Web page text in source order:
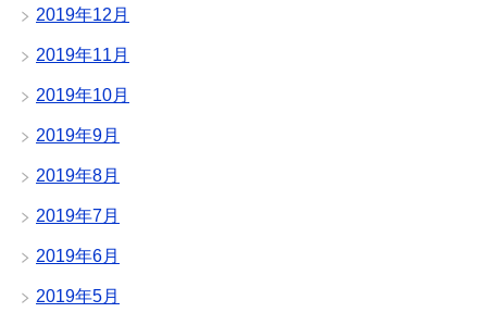
2019年12月
2019年11月
2019年10月
2019年9月
2019年8月
2019年7月
2019年6月
2019年5月